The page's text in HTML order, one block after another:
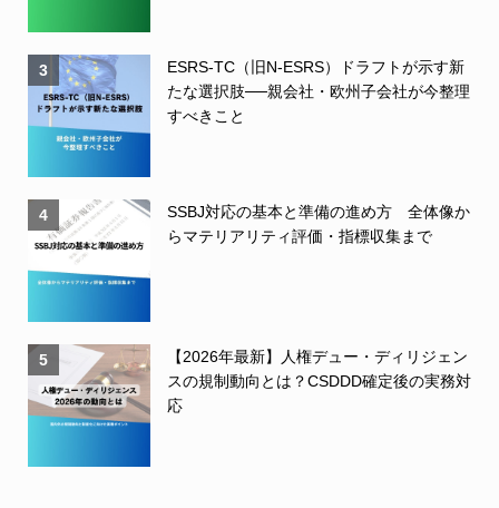
3
ESRS-TC（旧N-ESRS）ドラフトが示す新
たな選択肢──親会社・欧州子会社が今整理
すべきこと
4
SSBJ対応の基本と準備の進め方 全体像か
らマテリアリティ評価・指標収集まで
5
【2026年最新】人権デュー・ディリジェン
スの規制動向とは？CSDDD確定後の実務対
応